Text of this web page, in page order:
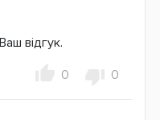
відгук.
0 0